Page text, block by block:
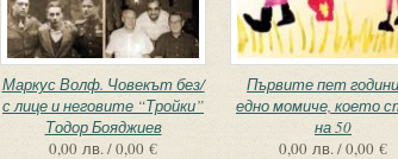
Маркус Волф. Човекът без/
с лице и неговите “Тройки”
Тодор Бояджиев
0,00 лв. / 0,00 €
Първите пет
едно момиче, което
на 50
0,00 лв. / 0,00 €